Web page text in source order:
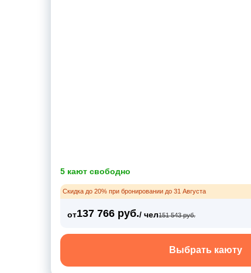
5 кают свободно
Скидка до 20% при бронировании до 31 Августа
от137 766 руб./ чел151 543 руб.
Выбрать каюту